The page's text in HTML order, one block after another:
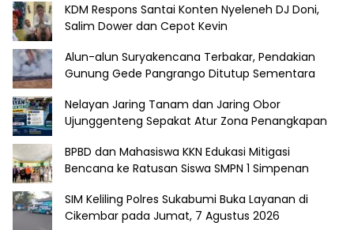
KDM Respons Santai Konten Nyeleneh DJ Doni,
Salim Dower dan Cepot Kevin
Alun-alun Suryakencana Terbakar, Pendakian
Gunung Gede Pangrango Ditutup Sementara
Nelayan Jaring Tanam dan Jaring Obor
Ujunggenteng Sepakat Atur Zona Penangkapan
BPBD dan Mahasiswa KKN Edukasi Mitigasi
Bencana ke Ratusan Siswa SMPN 1 Simpenan
SIM Keliling Polres Sukabumi Buka Layanan di
Cikembar pada Jumat, 7 Agustus 2026